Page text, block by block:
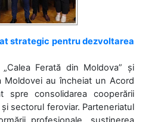
strategic pentru dezvoltarea
Ferată din Moldova” și
Moldovei au încheiat un Acord
spre consolidarea cooperării
sectorul feroviar. Parteneriatul